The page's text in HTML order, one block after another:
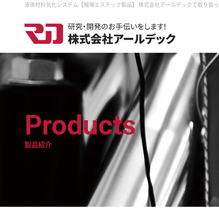
液体材料気化システム【堀場エステック製品】 株式会社アールデックで取り扱
Products
製品紹介